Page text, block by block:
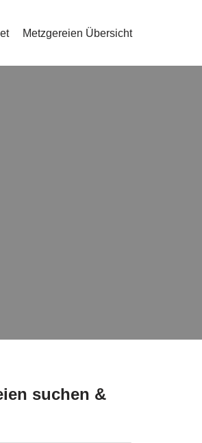
Metzgereien Übersicht
suchen &